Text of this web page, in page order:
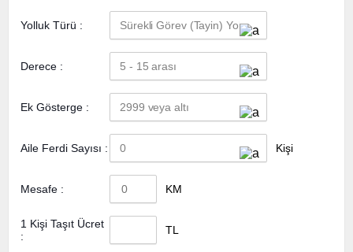
Yolluk Türü :
Derece :
Ek Gösterge :
Aile Ferdi Sayısı : Kişi
Mesafe : KM
1 Kişi Taşıt Ücret
:
TL